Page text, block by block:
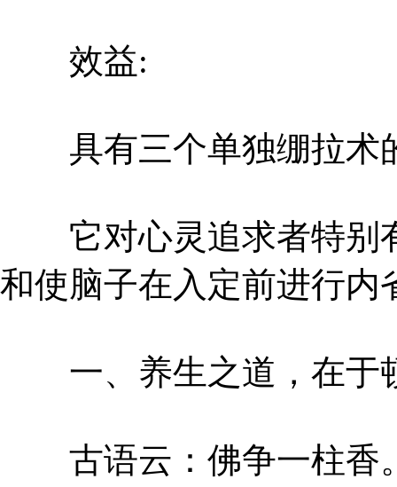
效益:
具有三个单独绷拉术
它对心灵追求者特别
和使脑子在入定前进行内
一、养生之道，在于
古语云：佛争一柱香